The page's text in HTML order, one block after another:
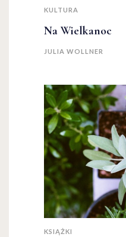
KULTURA
Na Wielkanoc
JULIA WOLLNER
KSIĄŻKI